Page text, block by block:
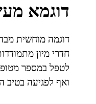
דוגמא
דוגמה מוחשית
חדרי מיון
לטפל במספר
ואף לפגיעה בטיב